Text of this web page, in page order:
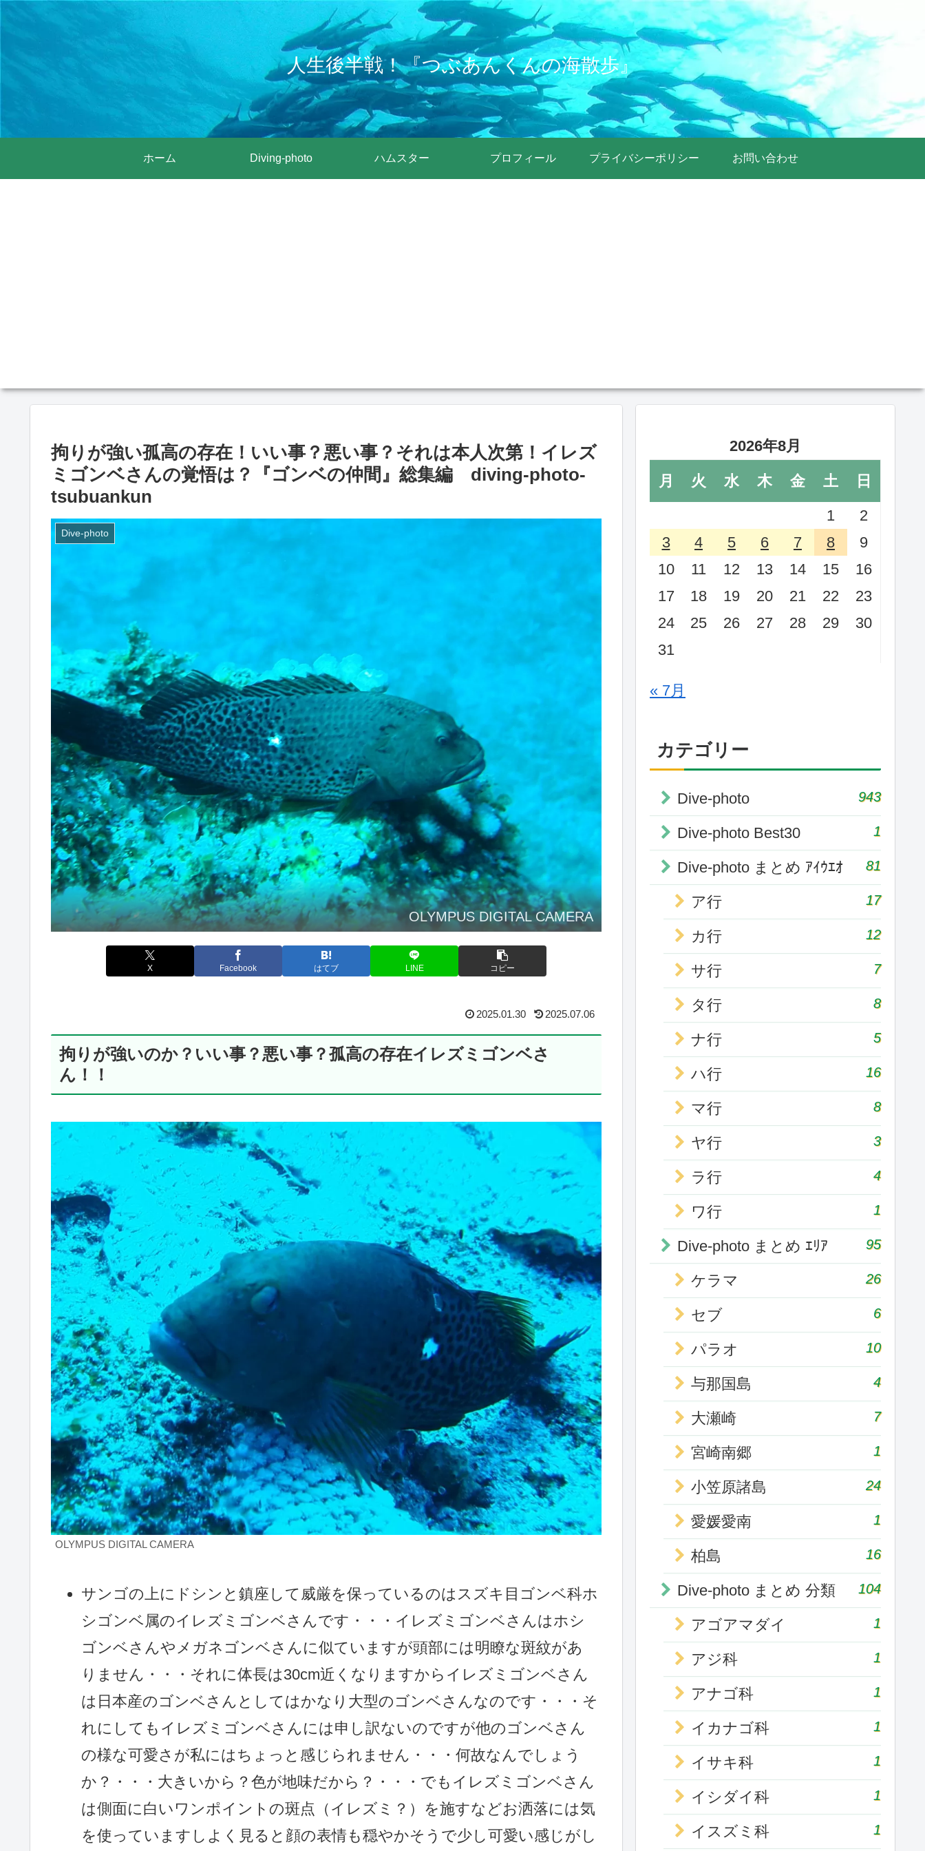
人生後半戦！『つぶあんくんの海散歩』
ホーム Diving-photo ハムスター プロフィール プライバシーポリシー お問い合わせ
拘りが強い孤高の存在！いい事？悪い事？それは本人次第！イレズ
ミゴンベさんの覚悟は？『ゴンベの仲間』総集編 diving-photo‐
tsubuankun
Dive-photo
OLYMPUS DIGITAL CAMERA
X Facebook はてブ LINE コピー
2025.01.30 2025.07.06
拘りが強いのか？いい事？悪い事？孤高の存在イレズミゴンベさ
ん！！
OLYMPUS DIGITAL CAMERA
サンゴの上にドシンと鎮座して威厳を保っているのはスズキ目ゴンベ科ホ
シゴンベ属のイレズミゴンベさんです・・・イレズミゴンベさんはホシ
ゴンベさんやメガネゴンベさんに似ていますが頭部には明瞭な斑紋があ
りません・・・それに体長は30cm近くなりますからイレズミゴンベさん
は日本産のゴンベさんとしてはかなり大型のゴンベさんなのです・・・そ
れにしてもイレズミゴンベさんには申し訳ないのですが他のゴンベさん
の様な可愛さが私にはちょっと感じられません・・・何故なんでしょう
か？・・・大きいから？色が地味だから？・・・でもイレズミゴンベさん
は側面に白いワンポイントの斑点（イレズミ？）を施すなどお洒落には気
を使っていますしよく見ると顔の表情も穏やかそうで少し可愛い感じがし
2026年8月
月 火 水 木 金 土
日
1
2
3
4 5 6 7 8
9
10
11 12 13 14 15
16
17
18 19 20 21 22
23
24
25 26 27 28 29
30
31
« 7月
カテゴリー
Dive-photo 943
Dive-photo Best30 1
Dive-photo まとめ ｱｲｳｴｵ 81
ア行 17
カ行 12
サ行 7
タ行 8
ナ行 5
ハ行 16
マ行 8
ヤ行 3
ラ行 4
ワ行 1
Dive-photo まとめ ｴﾘｱ 95
ケラマ 26
セブ 6
パラオ 10
与那国島 4
大瀬崎 7
宮崎南郷 1
小笠原諸島 24
愛媛愛南 1
柏島 16
Dive-photo まとめ 分類 104
アゴアマダイ 1
アジ科 1
アナゴ科 1
イカナゴ科 1
イサキ科 1
イシダイ科 1
イスズミ科 1